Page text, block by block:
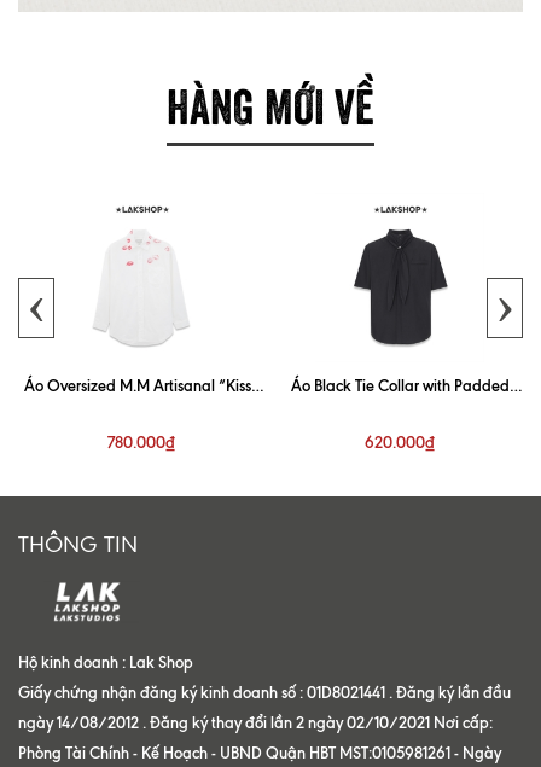
HÀNG MỚI VỀ
Áo Oversized M.M Artisanal “Kiss”
780.000₫
Áo Black Tie Collar with Padded
620.000₫
‹ ›
THÔNG TIN
Hộ kinh doanh : Lak Shop
Giấy chứng nhận đăng ký kinh doanh số : 01D8021441 . Đăng ký lần đầu
ngày 14/08/2012 . Đăng ký thay đổi lần 2 ngày 02/10/2021 Nơi cấp:
Phòng Tài Chính - Kế Hoạch - UBND Quận HBT MST:0105981261 - Ngày